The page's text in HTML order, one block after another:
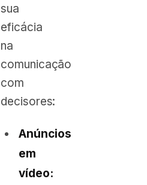
sua
eficácia
na
comunicação
com
decisores:
Anúncios
em
vídeo: